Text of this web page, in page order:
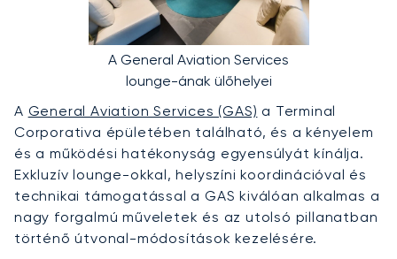
A General Aviation Services
lounge-ának ülőhelyei
A General Aviation Services (GAS) a Terminal
Corporativa épületében található, és a kényelem
és a működési hatékonyság egyensúlyát kínálja.
Exkluzív lounge-okkal, helyszíni koordinációval és
technikai támogatással a GAS kiválóan alkalmas a
nagy forgalmú műveletek és az utolsó pillanatban
történő útvonal-módosítások kezelésére.